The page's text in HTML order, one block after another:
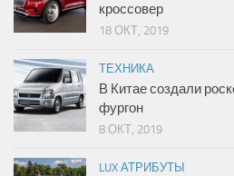
кроссовер
18 ОКТ, 2019
ТЕХНИКА
В Китае создали
фургон
8 ОКТ, 2019
LUX АТРИБУТЫ